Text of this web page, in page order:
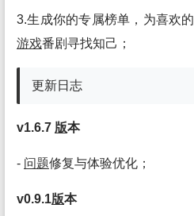
3.生成你的专属榜单，为喜欢的
游戏番剧寻找知己；
更新日志
v1.6.7 版本
- 问题修复与体验优化；
v0.9.1版本